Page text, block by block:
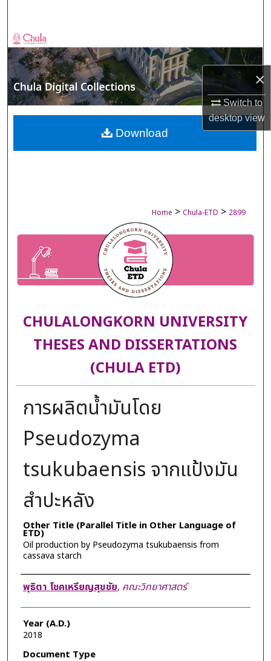
×
Switch to
desktopview
Browse Collections
My Account
About
Digital Commons Network™
Home > Chula-ETD > 2899
CHULALONGKORN UNIVERSITY
THESES AND DISSERTATIONS
(CHULA ETD)
การผลิตน้ำมันโดย
Pseudozyma
tsukubaensis จากแป้งมัน
สำปะหลัง
Other Title (Parallel Title in Other Language of
ETD)
Oil production by Pseudozyma tsukubaensis from
cassava starch
Author
พุธิตา โชคเหรียญสุขชัย, คณะวิทยาศาสตร์
Year (A.D.)
2018
Document Type
Download